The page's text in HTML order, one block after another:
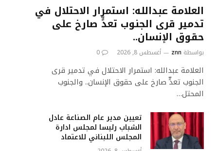
العلامة عبدالله: استمرار الاحتلال في
تدمير قرى الجنوب تعدٍّ صارخ على
حقوق الإنسان..
بواسطة znn أغسطس 8, 2026 0
العلامة عبدالله: استمرار الاحتلال في تدمير قرى
الجنوب تعدٍّ صارخ على حقوق الإنسان.. والجنوب
المحتل…
تعيين مدير عام الصناعة عادل
الشباب رئيسا لمجلس ادارة
المجلس اللبناني للاعتماد